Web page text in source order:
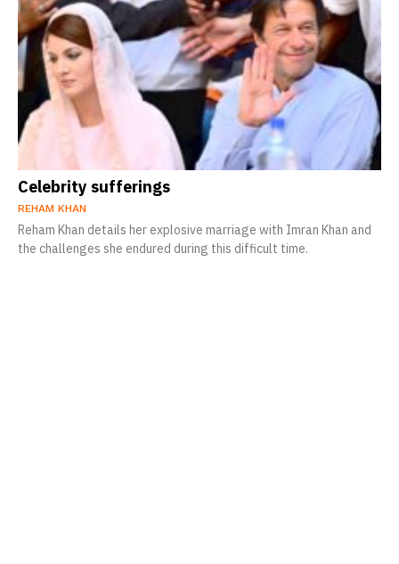
Celebrity sufferings
REHAM KHAN
Reham Khan details her explosive marriage with Imran Khan and
the challenges she endured during this difficult time.